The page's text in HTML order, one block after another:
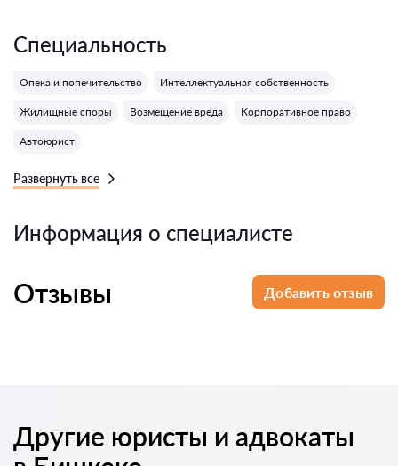
Специальность
Опека и попечительство Интеллектуальная собственность
Жилищные споры Возмещение вреда Корпоративное право
Автоюрист
Развернуть все
Информация о специалисте
Отзывы Добавить отзыв
Другие юристы и адвокаты